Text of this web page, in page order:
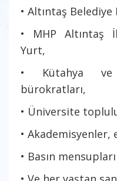
• Altıntaş
• MHP Altıntaş
Yurt,
• Kütahya ve
bürokratları,
• Üniversite
•
• Basın mensupları